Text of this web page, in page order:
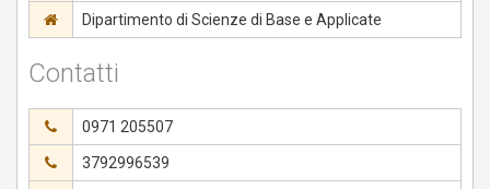
Dipartimento di Scienze di Base e Applicate
Contatti
0971 205507
3792996539